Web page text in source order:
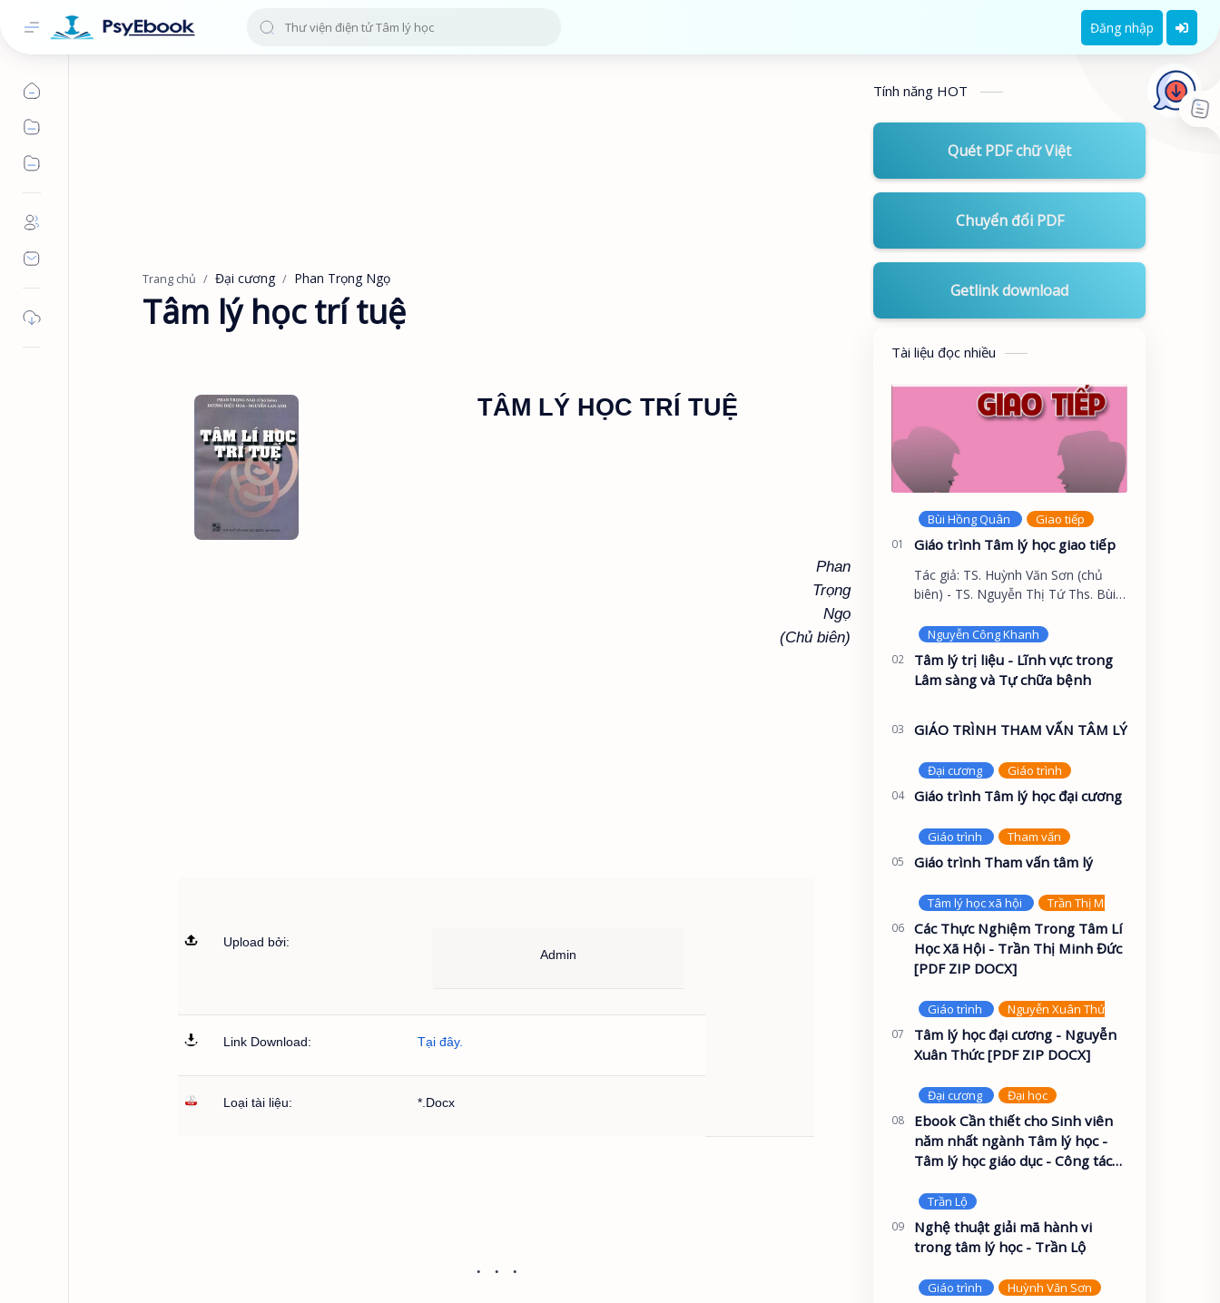
Đăng nhập
Trang chủ Đại cương Phan Trọng Ngọ
Tâm lý học trí tuệ
TÂM LÝ HỌC TRÍ TUỆ
Phan
Trọng
Ngọ
(Chủ biên)
Upload bởi:
Admin
Link Download: Tại đây.
Loại tài liệu: *.Docx
Tính năng HOT
Quét PDF chữ Việt
Chuyển đổi PDF
Getlink download
Tài liệu đọc nhiều
Giáo trình Tâm lý học giao tiếp
Tác giả: TS. Huỳnh Văn Sơn (chủ
biên) - TS. Nguyễn Thị Tứ Ths. Bùi
Khắc Hiếu GIỚI THIỆU Tâm lý học
không chỉ là khoa họ…
Tâm lý trị liệu - Lĩnh vực trong
Lâm sàng và Tự chữa bệnh
GIÁO TRÌNH THAM VẤN TÂM LÝ
Giáo trình Tâm lý học đại cương
Giáo trình Tham vấn tâm lý
Các Thực Nghiệm Trong Tâm Lí
Học Xã Hội - Trần Thị Minh Đức
[PDF ZIP DOCX]
Tâm lý học đại cương - Nguyễn
Xuân Thức [PDF ZIP DOCX]
Ebook Cần thiết cho Sinh viên
năm nhất ngành Tâm lý học -
Tâm lý học giáo dục - Công tác
Nghệ thuật giải mã hành vi
trong tâm lý học - Trần Lộ